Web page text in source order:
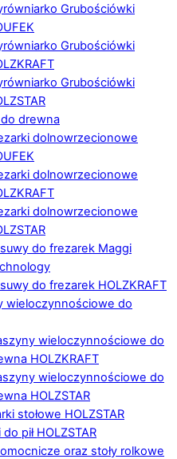
Grubościówki
Grubościówki
Grubościówki
drewna
dolnowrzecionowe
dolnowrzecionowe
dolnowrzecionowe
do frezarek Maggi
do frezarek HOLZKRAFT
wieloczynnościowe do
wieloczynnościowe do
HOLZKRAFT
wieloczynnościowe do
HOLZSTAR
stołowe HOLZSTAR
do pił HOLZSTAR
oraz stoły rolkowe